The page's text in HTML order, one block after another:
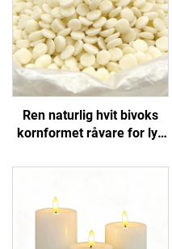
Ren naturlig hvit bivoks
kornformet råvare for lys
kjemikalier